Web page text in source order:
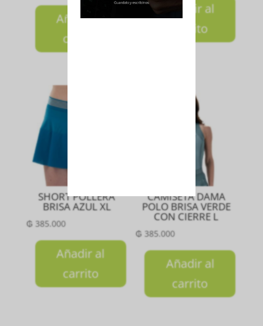
Añadir al
carrito
Añadir al
carrito
SHORT POLLERA
BRISA AZUL XL
₲385.000
Añadir al
carrito
CAMISETA DAMA
POLO BRISA VERDE
CON CIERRE L
₲ 385.000
Añadir al
carrito